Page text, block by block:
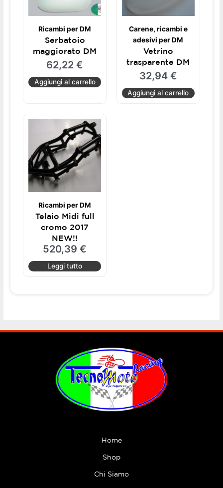
Ricambi per DM
Serbatoio
maggiorato DM
62,22€
Aggiungi al carrello
Carene, ricambi e
adesivi per DM
Vetrino
trasparente DM
32,94 €
Aggiungi al carrello
Ricambi per DM
Telaio Midi full
cromo 2017
NEW!!
520,39€
Leggi tutto
Home
Shop
Chi Siamo